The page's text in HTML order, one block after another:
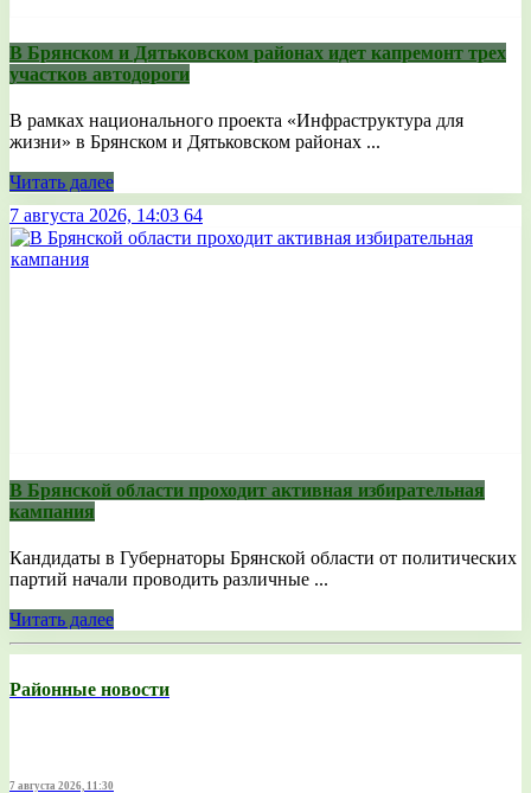
В Брянском и Дятьковском районах идет капремонт трех
участков автодороги
В рамках национального проекта «Инфраструктура для
жизни» в Брянском и Дятьковском районах ...
Читать далее
7 августа 2026, 14:03 64
В Брянской области проходит активная избирательная
кампания
Кандидаты в Губернаторы Брянской области от политических
партий начали проводить различные ...
Читать далее
Районные новости
7 августа 2026, 11:30